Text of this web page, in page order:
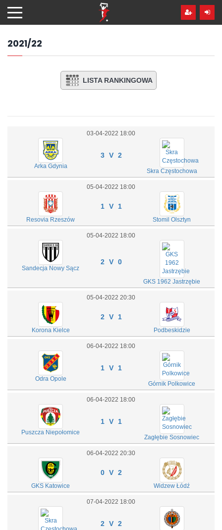
hdo
treści
2021/22
LISTA RANKINGOWA
03-04-2022 18:00
Arka Gdynia
3 V 2
Skra Częstochowa
05-04-2022 18:00
Resovia Rzeszów
1 V 1
Stomil Olsztyn
05-04-2022 18:00
Sandecja Nowy Sącz
2 V 0
GKS 1962 Jastrzębie
05-04-2022 20:30
Korona Kielce
2 V 1
Podbeskidzie
06-04-2022 18:00
Odra Opole
1 V 1
Górnik Polkowice
06-04-2022 18:00
Puszcza Niepołomice
1 V 1
Zagłębie Sosnowiec
06-04-2022 20:30
GKS Katowice
0 V 2
Widzew Łódź
07-04-2022 18:00
2 V 2